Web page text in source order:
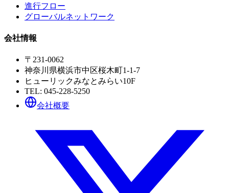
進行フロー
グローバルネットワーク
会社情報
〒231-0062
神奈川県横浜市中区桜木町1-1-7
ヒューリックみなとみらい10F
TEL: 045-228-5250
会社概要